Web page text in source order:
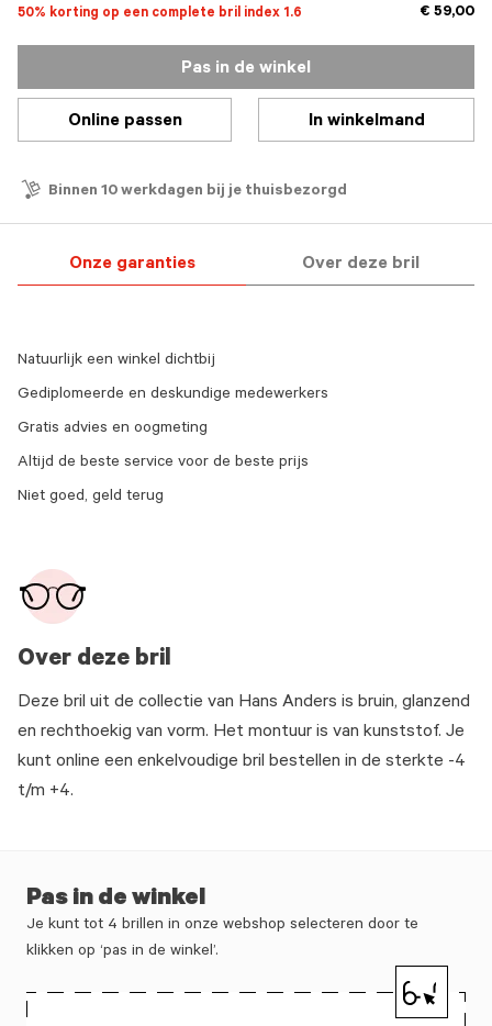
50% korting op een complete bril index 1.6 € 59,00
Pas in de winkel
Online passen In winkelmand
Binnen 10 werkdagen bij je thuisbezorgd
Onze garanties Over deze bril
Over deze bril
Deze bril uit de collectie van Hans Anders is bruin, glanzend
en rechthoekig van vorm. Het montuur is van kunststof. Je
kunt online een enkelvoudige bril bestellen in de sterkte -4
t/m +4.
Natuurlijk een winkel dichtbij
Gediplomeerde en deskundige medewerkers
Gratis advies en oogmeting
Altijd de beste service voor de beste prijs
Niet goed, geld terug
Pas in de winkel
Je kunt tot 4 brillen in onze webshop selecteren door te
klikken op ‘pas in de winkel’.